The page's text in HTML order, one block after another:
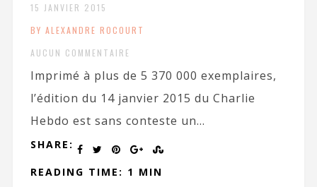
15 JANVIER 2015
BY ALEXANDRE ROCOURT
AUCUN COMMENTAIRE
Imprimé à plus de 5 370 000 exemplaires,
l’édition du 14 janvier 2015 du Charlie
Hebdo est sans conteste un...
SHARE:
READING TIME: 1 MIN